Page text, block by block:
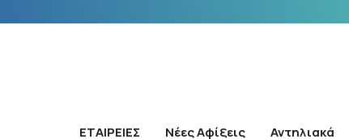
ΕΤΑΙΡΕΙΕΣ Νέες Αφίξεις Αντηλιακά